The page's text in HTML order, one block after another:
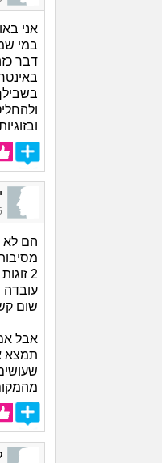
אני
במי
דבר
הם לא
2 זוגות שנפרדו
עובדה
שום
אבל
תמצא